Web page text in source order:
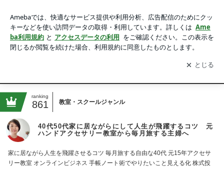
アクセサリー教室から毎月旅する主婦へ
アプリをダウンロードして ブログの更新通知
を受け取りまし
ょう。
開く
ranking
861 教室・スクールジャンル
40代50代家に居ながらにして人生が飛躍するコツ 元
ハンドアクセサリー教室から毎月旅する主婦へ
家に居ながら人生を飛躍させるコツ 毎月旅する自由な40代 元15年アクセサ
リー教室 オンラインビジネス 手帳ノート術でやりたいこと見える化 株式投